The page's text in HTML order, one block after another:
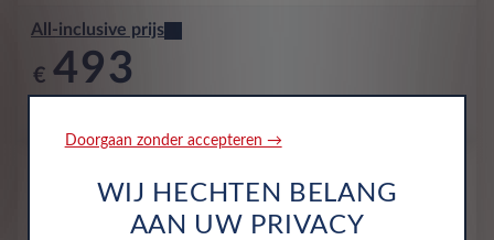
All-inclusive prijs
€ 493
Jeep Avenger
Longitude e-Hybrid
Doorgaan zonder accepteren →
WIJ HECHTEN BELANG
AAN UW PRIVACY